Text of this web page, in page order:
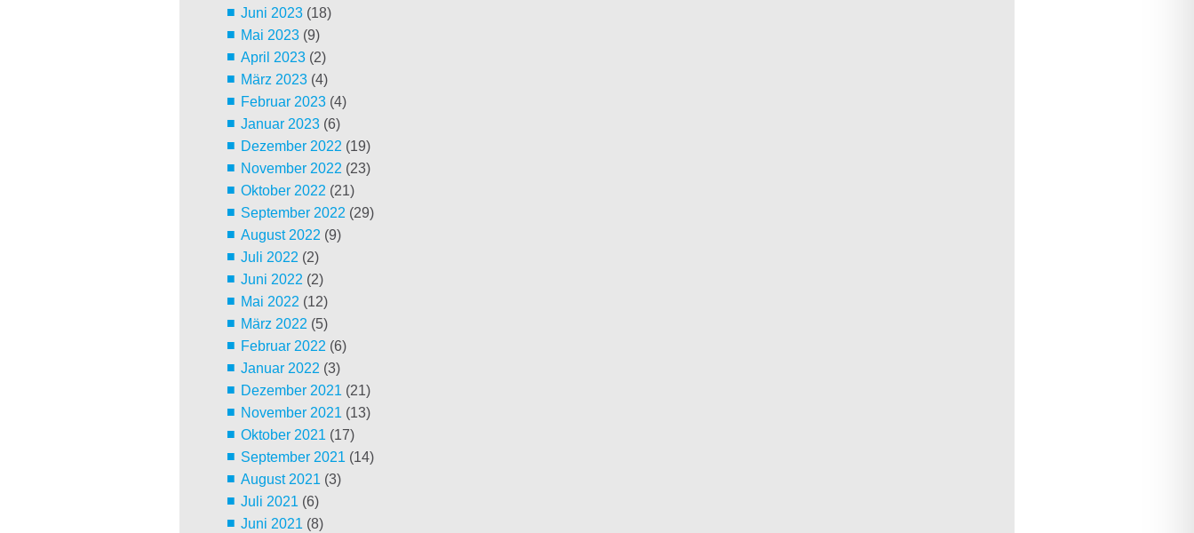
Juni 2023(18)
Mai 2023(9)
April 2023(2)
März 2023(4)
Februar 2023(4)
Januar 2023(6)
Dezember 2022 (19)
November 2022 (23)
Oktober 2022 (21)
September 2022 (29)
August 2022 (9)
Juli 2022 (2)
Juni 2022 (2)
Mai 2022 (12)
März 2022 (5)
Februar 2022 (6)
Januar 2022 (3)
Dezember 2021 (21)
November 2021 (13)
Oktober 2021 (17)
September 2021 (14)
August 2021 (3)
Juli 2021 (6)
Juni 2021 (8)